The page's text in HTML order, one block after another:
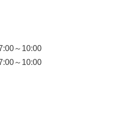
～10:00
～10:00